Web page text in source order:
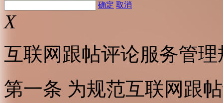
确定 取消
X
互联网跟帖评论服务管理
第一条 为规范互联网跟